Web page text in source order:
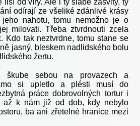
liší od víry. Ale i ty slabé zásvity, ty
odírají ze všeliké zdánlivé krásy
nahotu, tomu nemožno je o
milovati. Třeba ztvrdnouti zcela
Kdo tak neztvrdne, tomu stane se
jasný, bleskem nadlidského bolu
žertu.
sebou na provazech a
si upletlo a plésti musí do
práce dobrovolných tortur i
až k nám již od dob, kdy nebylo
ba ani zřetelné hranice mezi